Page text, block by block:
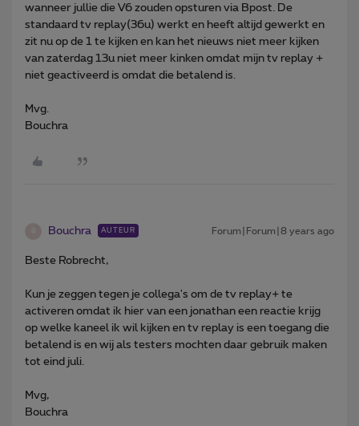
wanneer jullie die V6 zouden opsturen via Bpost. De
standaard tv replay(36u) werkt en heeft altijd gewerkt en
zit nu op de 1 te kijken en kan het nieuws niet meer kijken
van zaterdag 13u niet meer kinken omdat mijn tv replay +
niet geactiveerd is omdat die betalend is.
Mvg.
Bouchra
Bouchra AUTEUR Forum|Forum|8 years ago
Beste Robrecht,
Kun je zeggen tegen je collega's om de tv replay+ te
activeren omdat ik hier van een jonathan een reactie krijg
op welke kaneel ik wil kijken en tv replay is een toegang die
betalend is en wij als testers mochten daar gebruik maken
tot eind juli.
Mvg,
Bouchra